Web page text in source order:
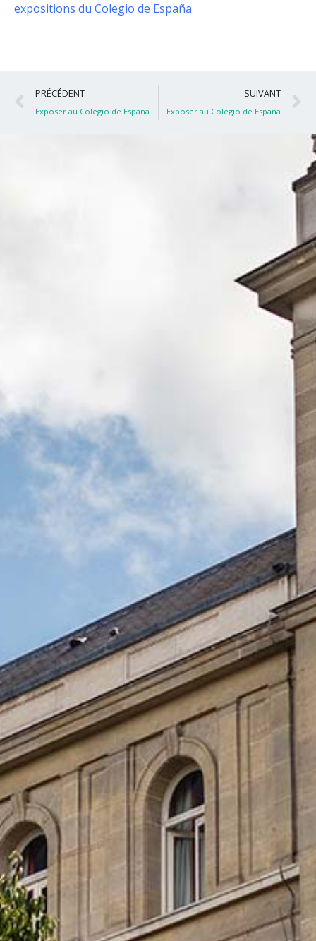
expositions du Colegio de España
Précédent
PRÉCÉDENT
Exposer au Colegio de España
SUIVANT
Exposer au Colegio de España